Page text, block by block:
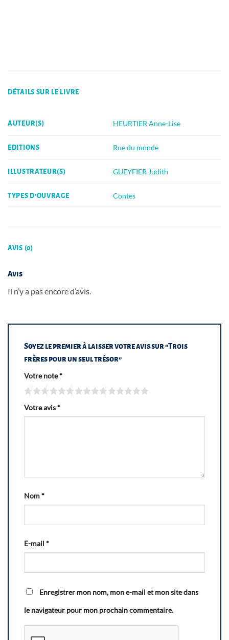
DÉTAILS SUR LE LIVRE
AUTEUR(S) HEURTIER Anne-Lise
EDITIONS Rue du monde
ILLUSTRATEUR(S) GUEYFIER Judith
TYPES D'OUVRAGE Contes
AVIS (0)
Avis
Il n’y a pas encore d’avis.
Soyez le premier à laisser votre avis sur “Trois
frères pour un seul trésor”
Votre note*
Votre avis*
Nom*
E-mail *
Enregistrer mon nom, mon e-mail et mon site dans
le navigateur pour mon prochain commentaire.